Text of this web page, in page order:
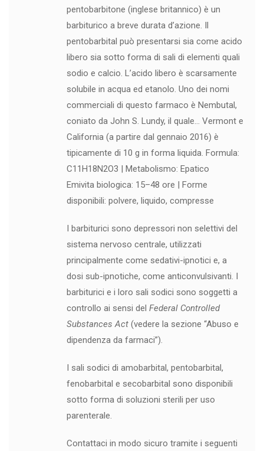
pentobarbitone (inglese britannico) è un
barbiturico a breve durata d’azione. Il
pentobarbital può presentarsi sia come acido
libero sia sotto forma di sali di elementi quali
sodio e calcio. L’acido libero è scarsamente
solubile in acqua ed etanolo. Uno dei nomi
commerciali di questo farmaco è Nembutal,
coniato da John S. Lundy, il quale… Vermont e
California (a partire dal gennaio 2016) è
tipicamente di 10 g in forma liquida. Formula:
C11H18N2O3 | Metabolismo: Epatico
Emivita biologica: 15–48 ore | Forme
disponibili: polvere, liquido, compresse
I barbiturici sono depressori non selettivi del
sistema nervoso centrale, utilizzati
principalmente come sedativi-ipnotici e, a
dosi sub-ipnotiche, come anticonvulsivanti. I
barbiturici e i loro sali sodici sono soggetti a
controllo ai sensi del Federal Controlled
Substances Act(vedere la sezione “Abuso e
dipendenza da farmaci”).
I sali sodici di amobarbital, pentobarbital,
fenobarbital e secobarbital sono disponibili
sotto forma di soluzioni sterili per uso
parenterale.
Contattaci in modo sicuro tramite i seguenti